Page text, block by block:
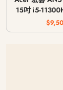
15吋 i5-
GTX